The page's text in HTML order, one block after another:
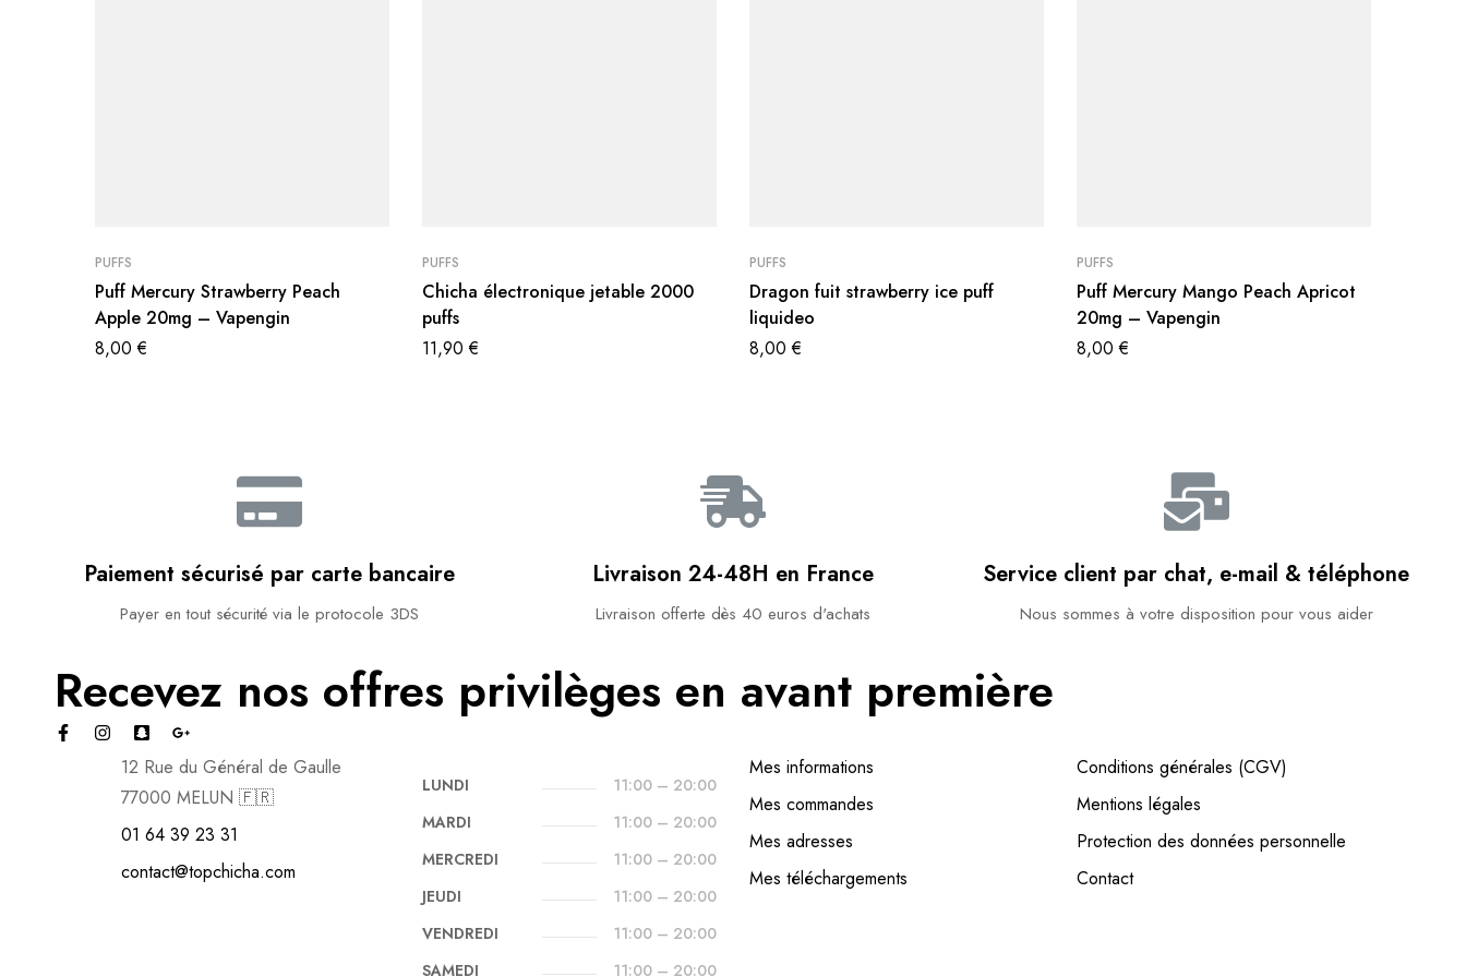
PUFFS
Puff Mercury Strawberry Peach
Apple 20mg – Vapengin
8,00€
PUFFS
Chicha électronique jetable 2000
puffs
11,90€
PUFFS
Dragon fuit strawberry ice puff
liquideo
8,00€
PUFFS
Puff Mercury Mango Peach Apricot
20mg – Vapengin
8,00€
Paiement sécurisé par carte bancaire​
Payer en tout sécurité via le protocole 3DS
Livraison 24-48H en France​
Livraison offerte dès 40 euros d'achats​
Service client par chat, e-mail & téléphone​
Nous sommes à votre disposition pour vous aider​
Recevez nos offres privilèges en avant première
12 Rue du Général de Gaulle
77000 MELUN 🇫🇷
01 64 39 23 31
contact@topchicha.com
LUNDI
11:00 – 20:00
MARDI
11:00 – 20:00
MERCREDI
11:00 – 20:00
JEUDI
11:00 – 20:00
VENDREDI
11:00 – 20:00
SAMEDI
11:00 – 20:00
Mes informations
Mes commandes
Mes adresses
Mes téléchargements
Conditions générales (CGV)
Mentions légales
Protection des données personnelle
Contact